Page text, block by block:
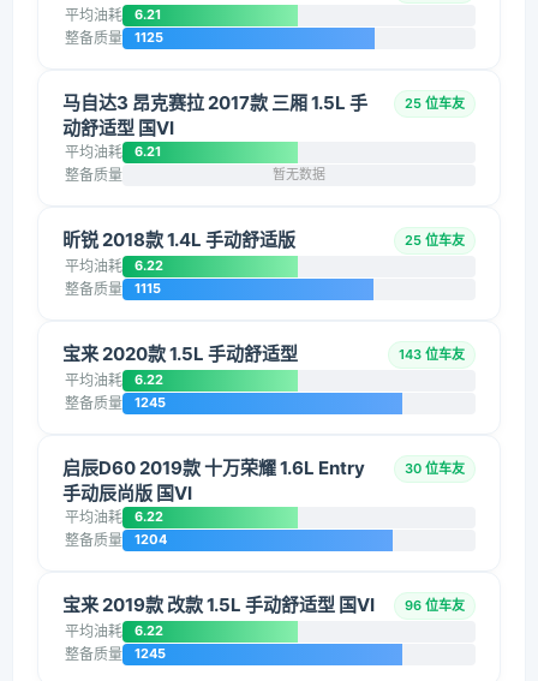
平均油耗 6.21
整备质量 1125
马自达3 昂克赛拉 2017款 三厢 1.5L 手
动舒适型 国VI
25 位车友
平均油耗 6.21
整备质量 暂无数据
昕锐 2018款 1.4L 手动舒适版 25 位车友
平均油耗 6.22
整备质量 1115
宝来 2020款 1.5L 手动舒适型 143 位车友
平均油耗 6.22
整备质量 1245
启辰D60 2019款 十万荣耀 1.6L Entry
手动辰尚版 国VI
30 位车友
平均油耗 6.22
整备质量 1204
宝来 2019款 改款 1.5L 手动舒适型 国VI 96 位车友
平均油耗 6.22
整备质量 1245